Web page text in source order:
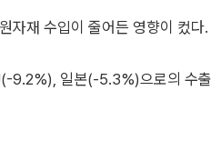
자재 수입이 줄어든 영향이 컸다.
9.2%), 일본(-5.3%)으로의 수출